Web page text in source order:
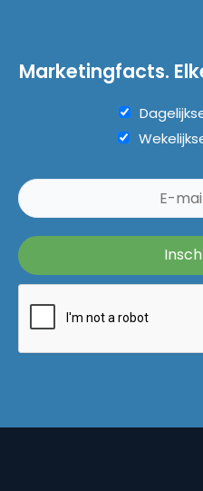
Marketingfacts.